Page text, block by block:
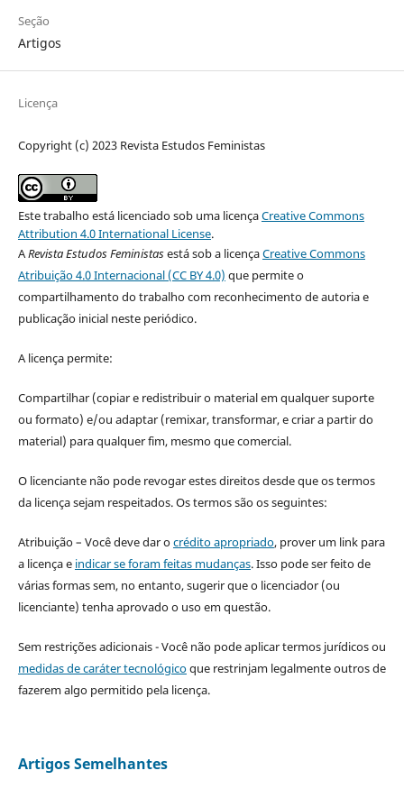
Seção
Artigos
Licença
Copyright (c) 2023 Revista Estudos Feministas
Este trabalho está licenciado sob uma licençaCreative Commons
Attribution 4.0 International License.
ARevista Estudos Feministasestá sob a licençaCreative Commons
Atribuição 4.0 Internacional (CC BY 4.0) que permite o
compartilhamento do trabalho com reconhecimento de autoria e
publicação inicial neste periódico.
A licença permite:
Compartilhar (copiar e redistribuir o material em qualquer suporte
ou formato) e/ou adaptar (remixar, transformar, e criar a partir do
material) para qualquer fim, mesmo que comercial.
O licenciante não pode revogar estes direitos desde que os termos
da licença sejam respeitados. Os termos são os seguintes:
Atribuição – Você deve dar ocrédito apropriado, prover um link para
a licença e indicar se foram feitas mudanças. Isso pode ser feito de
várias formas sem, no entanto, sugerir que o licenciador (ou
licenciante) tenha aprovado o uso em questão.
Sem restrições adicionais - Você não pode aplicar termos jurídicos ou
medidas de caráter tecnológicoque restrinjam legalmente outros de
fazerem algo permitido pela licença.
Artigos Semelhantes